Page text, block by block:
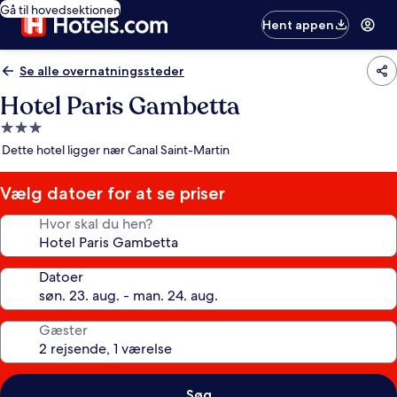
Gå til hovedsektionen
Hent appen
Se alle overnatningssteder
Hotel Paris Gambetta
3.0-
stjernet
Dette hotel ligger nær Canal Saint-Martin
Vælg datoer for at se priser
Hvor skal du hen?
Datoer
Gæster